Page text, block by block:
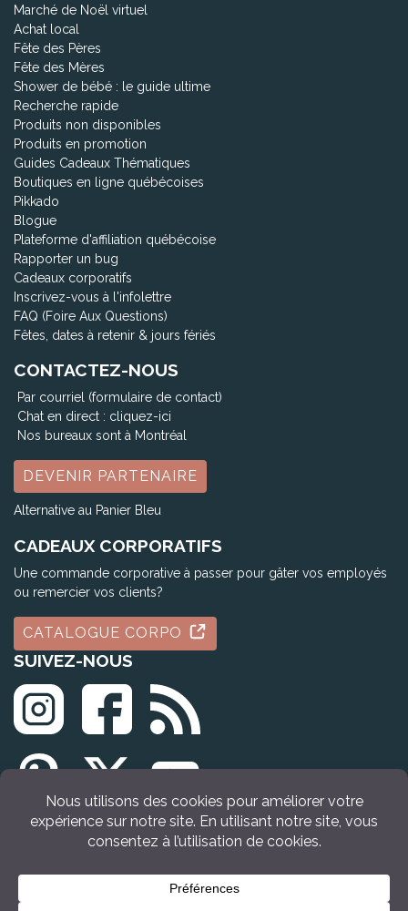
Marché de Noël virtuel
Achat local
Fête des Pères
Fête des Mères
Shower de bébé : le guide ultime
Recherche rapide
Produits non disponibles
Produits en promotion
Guides Cadeaux Thématiques
Boutiques en ligne québécoises
Pikkado
Blogue
Plateforme d'affiliation québécoise
Rapporter un bug
Cadeaux corporatifs
Inscrivez-vous à l'infolettre
FAQ (Foire Aux Questions)
Fêtes, dates à retenir & jours fériés
CONTACTEZ-NOUS
Par courriel (formulaire de contact)
Chat en direct : cliquez-ici
Nos bureaux sont à Montréal
DEVENIR PARTENAIRE
Alternative au Panier Bleu
CADEAUX CORPORATIFS
Une commande corporative à passer pour gâter vos employés
ou remercier vos clients?
CATALOGUE CORPO
SUIVEZ-NOUS
© Tous droits réservés Idée Cadeau Québec (2009 - 2026)